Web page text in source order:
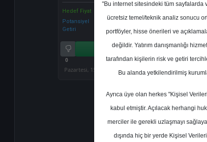
Hedef Fiyat
Potansiyel
Getiri
%0.00
0 0
Pazartesi, 15 Haziran 2026
"Bu internet sitesindeki tüm sayfalarda
ücretsiz temel/teknik analiz sonucu
portföyler, hisse önerileri ve
değildir. Yatırım danışmanlığı
tarafından kişilerin risk ve getiri
Bu alanda yetkilendirilmiş
Ayrıca üye olan herkes "Kişisel
kabul etmiştir. Açılacak herhangi
merciler ile gerekli uzlaşmayı
dışında hiç bir yerde Kişisel